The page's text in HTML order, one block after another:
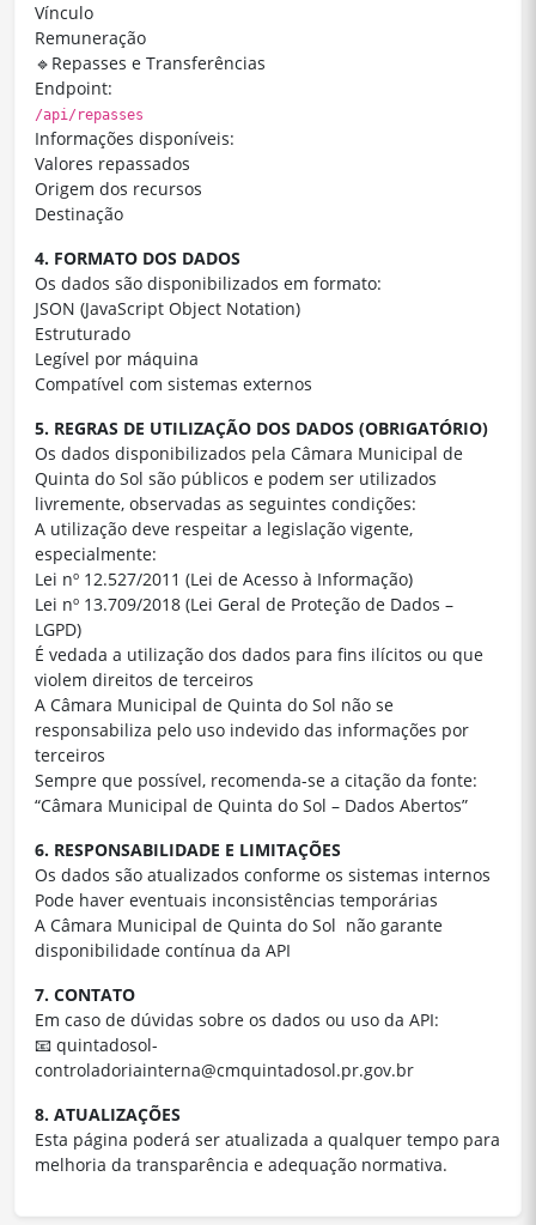
Vínculo
Remuneração
🔹Repasses e Transferências
Endpoint:
/api/repasses
Informações disponíveis:
Valores repassados
Origem dos recursos
Destinação
4. FORMATO DOS DADOS
Os dados são disponibilizados em formato:
JSON (JavaScript Object Notation)
Estruturado
Legível por máquina
Compatível com sistemas externos
5. REGRAS DE UTILIZAÇÃO DOS DADOS (OBRIGATÓRIO)
Os dados disponibilizados pela Câmara Municipal de
Quinta do Sol são públicos e podem ser utilizados
livremente, observadas as seguintes condições:
A utilização deve respeitar a legislação vigente,
especialmente:
Lei nº 12.527/2011 (Lei de Acesso à Informação)
Lei nº 13.709/2018 (Lei Geral de Proteção de Dados –
LGPD)
É vedada a utilização dos dados para fins ilícitos ou que
violem direitos de terceiros
A Câmara Municipal de Quinta do Sol não se
responsabiliza pelo uso indevido das informações por
terceiros
Sempre que possível, recomenda-se a citação da fonte:
“Câmara Municipal de Quinta do Sol – Dados Abertos”
6. RESPONSABILIDADE E LIMITAÇÕES
Os dados são atualizados conforme os sistemas internos
Pode haver eventuais inconsistências temporárias
A Câmara Municipal de Quinta do Sol não garante
disponibilidade contínua da API
7. CONTATO
Em caso de dúvidas sobre os dados ou uso da API:
📧 quintadosol-
controladoriainterna@cmquintadosol.pr.gov.br
8. ATUALIZAÇÕES
Esta página poderá ser atualizada a qualquer tempo para
melhoria da transparência e adequação normativa.